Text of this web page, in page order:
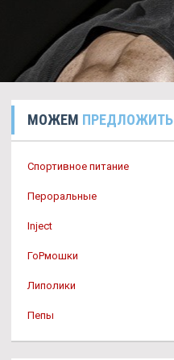
МОЖЕМ ПРЕДЛОЖИТЬ
Спортивное питание
Пероральные
Inject
ГоРмошки
Липолики
Пепы